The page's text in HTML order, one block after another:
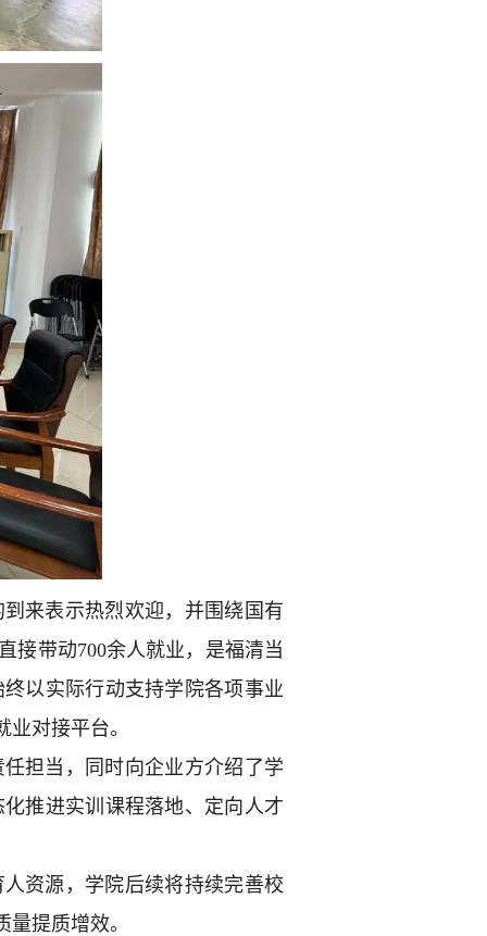
来表示热烈欢迎，并围绕国有
接带动700余人就业，是福清当
以实际行动支持学院各项事业
对接平台。
担当，同时向企业方介绍了学
推进实训课程落地、定向人才
资源，学院后续将持续完善校
提质增效。